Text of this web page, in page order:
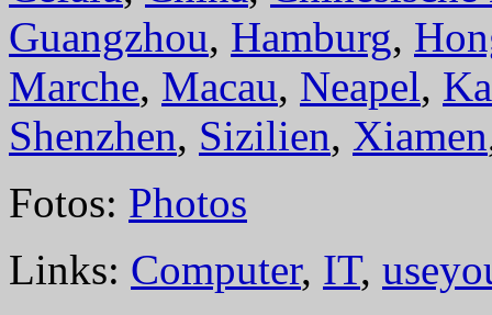
Guangzhou, Hamburg,
Marche, Macau, Neapel,
Shenzhen, Sizilien, Xiamen
Fotos: Photos
Links: Computer, IT,